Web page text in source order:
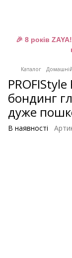
🎉 8 років
Каталог
PROFIStyle
бондинг
дуже
В наявності